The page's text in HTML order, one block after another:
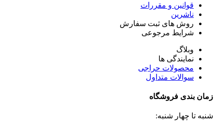
قوانین و مقررات
ناشرین
روش های ثبت سفارش
شرایط مرجوعی
وبلاگ
نمایندگی ها
محصولات حراجی
سوالات متداول
زمان بندی فروشگاه
شنبه تا چهار شنبه: